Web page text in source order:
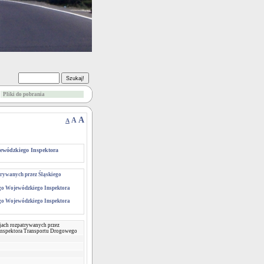
Pliki do pobrania
A A A
Inspektora
przez Śląskiego
Wojewódzkiego Inspektora
Wojewódzkiego Inspektora
rozpatrywanych przez
Transportu Drogowego